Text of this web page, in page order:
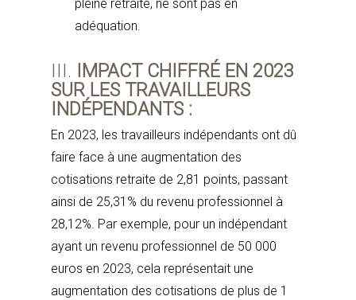
pleine retraite, ne sont pas en
adéquation.
III.
IMPACT CHIFFRÉ EN 2023
SUR LES TRAVAILLEURS
INDÉPENDANTS :
En 2023, les travailleurs indépendants ont dû
faire face à une augmentation des
cotisations retraite de 2,81 points, passant
ainsi de 25,31% du revenu professionnel à
28,12%. Par exemple, pour un indépendant
ayant un revenu professionnel de 50 000
euros en 2023, cela représentait une
augmentation des cotisations de plus de 1